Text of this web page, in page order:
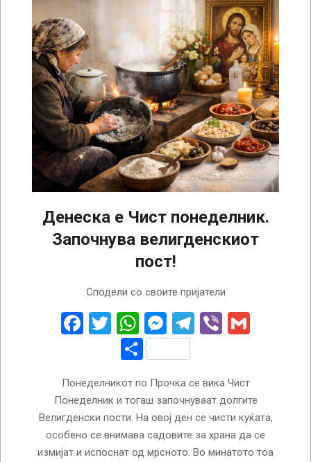
Денеска е Чист понеделник.
Започнува велигденскиот
пост!
Сподели со своите пријатели
Facebook
Twitter
WhatsApp
Messenger
Telegram
Viber
Share
Понеделникот по Прочка се вика Чист
Понеделник и тогаш започнуваат долгите
Велигденски пости. На овој ден се чисти куќата,
особено се внимава садовите за храна да се
измијат и испоснат од мрсното. Во минатото тоа